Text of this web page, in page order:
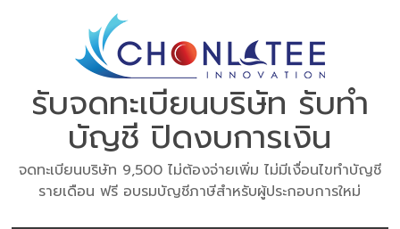
รับจดทะเบียนบริษัท รับทำ
บัญชี ปิดงบการเงิน
จดทะเบียนบริษัท 9,500 ไม่ต้องจ่ายเพิ่ม ไม่มีเงื่อนไขทำบัญชี
รายเดือน ฟรี อบรมบัญชีภาษีสำหรับผู้ประกอบการใหม่